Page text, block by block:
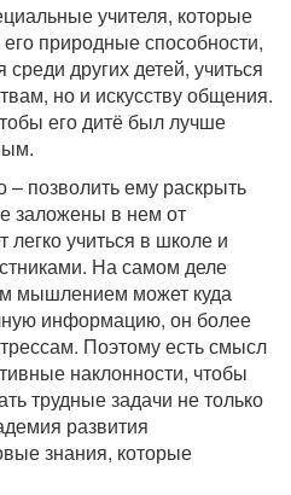
учителя, которые
его природные способности,
других детей, учиться
но и искусству общения.
его дитё был лучше
позволить ему раскрыть
заложены в нем от
легко учиться в школе и
На самом деле
мышлением может куда
информацию, он более
Поэтому есть смысл
наклонности, чтобы
трудные задачи не только
развития
знания, которые